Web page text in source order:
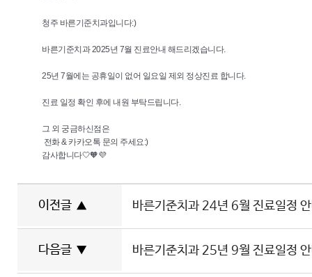
청주 바른기준치과입니다:)
바른기준치과 2025년 7월 진료안내 해드리겠습니다.
25년 7월에는 공휴일이 없어 일요일 제외 정상진료 합니다.
진료 일정 확인 후에 내원 부탁드립니다.
그 외 궁금하신점은
전화 & 카카오톡 문의 주세요:)
감사합니다🤍🧡💜
이전글 ▲ 바른기준치과 24년 6월 진료일정 안
다음글 ▼ 바른기준치과 25년 9월 진료일정 안